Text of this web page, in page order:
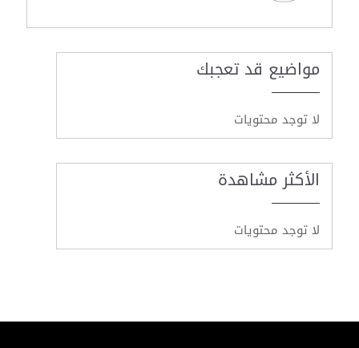
مواضيع قد تعجبك
لا توجد محتويات
الأكثر مشاهدة
لا توجد محتويات